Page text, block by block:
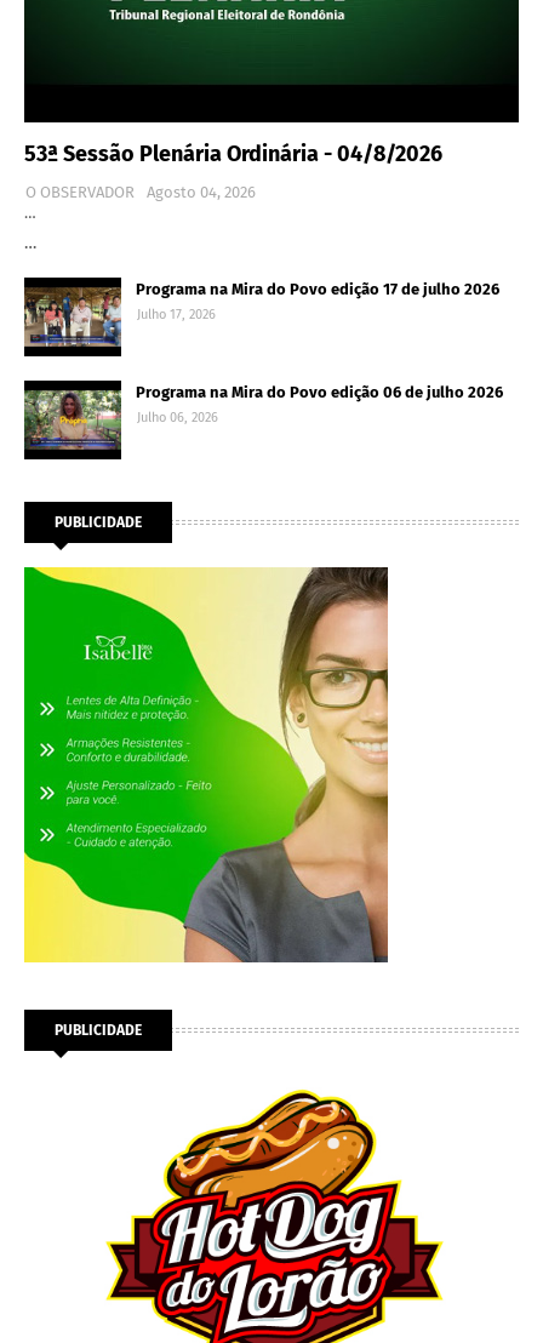
53ª Sessão Plenária Ordinária - 04/8/2026
O OBSERVADOR
Agosto 04, 2026
…
…
Programa na Mira do Povo edição 17 de julho 2026
Julho 17, 2026
Programa na Mira do Povo edição 06 de julho 2026
Julho 06, 2026
PUBLICIDADE
PUBLICIDADE